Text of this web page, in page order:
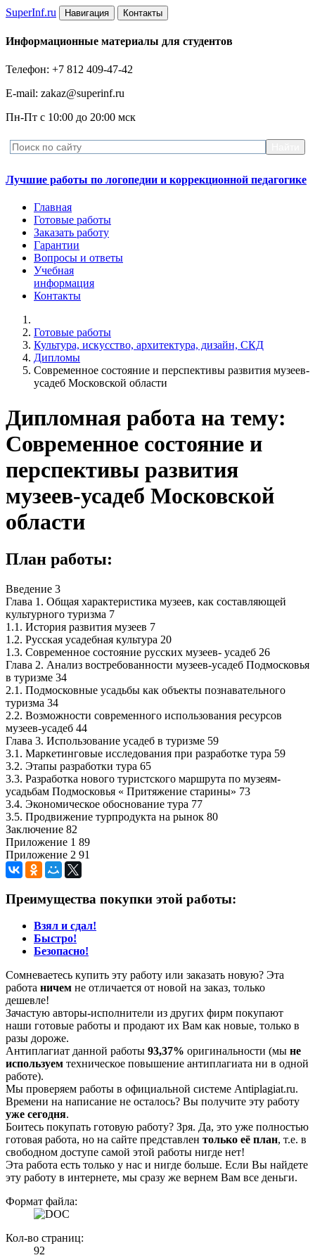
SuperInf.ru Навигация Контакты
Информационные материалы для студентов
Телефон: +7 812 409-47-42
E-mail: zakaz@superinf.ru
Пн-Пт с 10:00 до 20:00 мск
Лучшие работы по логопедии и коррекционной педагогике
Главная
Готовые работы
Заказать работу
Гарантии
Вопросы и ответы
Учебная
информация
Контакты
Готовые работы
Культура, искусство, архитектура, дизайн, СКД
Дипломы
Современное состояние и перспективы развития музеев-
усадеб Московской области
Дипломная работа на тему:
Современное состояние и
перспективы развития
музеев-усадеб Московской
области
План работы:
Введение 3
Глава 1. Общая характеристика музеев, как составляющей
культурного туризма 7
1.1. История развития музеев 7
1.2. Русская усадебная культура 20
1.3. Современное состояние русских музеев- усадеб 26
Глава 2. Анализ востребованности музеев-усадеб Подмосковья
в туризме 34
2.1. Подмосковные усадьбы как объекты познавательного
туризма 34
2.2. Возможности современного использования ресурсов
музеев-усадеб 44
Глава 3. Использование усадеб в туризме 59
3.1. Маркетинговые исследования при разработке тура 59
3.2. Этапы разработки тура 65
3.3. Разработка нового туристского маршрута по музеям-
усадьбам Подмосковья « Притяжение старины» 73
3.4. Экономическое обоснование тура 77
3.5. Продвижение турпродукта на рынок 80
Заключение 82
Приложение 1 89
Приложение 2 91
Преимущества покупки этой работы:
Взял и сдал!
Быстро!
Безопасно!
Сомневаетесь купить эту работу или заказать новую? Эта
работа ничем не отличается от новой на заказ, только
дешевле!
Зачастую авторы-исполнители из других фирм покупают
наши готовые работы и продают их Вам как новые, только в
разы дороже.
Антиплагиат данной работы 93,37% оригинальности (мы не
используем техническое повышение антиплагиата ни в одной
работе).
Мы проверяем работы в официальной системе Аntiplagiat.ru.
Времени на написание не осталось? Вы получите эту работу
уже сегодня.
Боитесь покупать готовую работу? Зря. Да, это уже полностью
готовая работа, но на сайте представлен только её план, т.е. в
свободном доступе самой этой работы нигде нет!
Эта работа есть только у нас и нигде больше. Если Вы найдете
эту работу в интернете, мы сразу же вернем Вам все деньги.
Формат файла:
Кол-во страниц:
92